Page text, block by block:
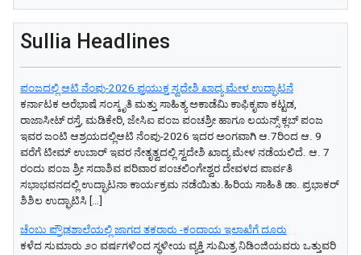
Sullia Headlines
ಪಂಜದಲ್ಲಿ ಆಟಿ ನೆಂಪು-2026 ಪ್ರಯುಕ್ತ ಸ್ವದೇಶಿ ಖಾದ್ಯ ಮೇಳ ಉದ್ಘಾಟನೆ
ಕರ್ನಾಟಕ ಅರೆಭಾಷೆ ಸಂಸ್ಕೃತಿ ಮತ್ತು ಸಾಹಿತ್ಯ ಅಕಾಡೆಮಿ ಕಾಫಿಕೃಪಾ ಕಟ್ಟಡ,
ರಾಜಾಸೀಟ್‌ ರಸ್ತೆ, ಮಡಿಕೇರಿ, ಜೇಸಿಐ ಪಂಜ ಪಂಚಶ್ರೀ ಹಾಗೂ ಲಯನ್ಸ್ ಕ್ಲಬ್ ಪಂಜ
ಇವರ ಜಂಟಿ ಆಶ್ರಯದಲ್ಲಿಆಟಿ ನೆಂಪು-2026 ಇದರ ಅಂಗವಾಗಿ ಆ.7ರಿಂದ ಆ. 9
ವರೆಗೆ ಟೀಮ್ ಉಬಾರ್ ಇವರ ನೇತೃತ್ವದಲ್ಲಿ ಸ್ವದೇಶಿ ಖಾದ್ಯ ಮೇಳ ನಡೆಯಲಿದೆ. ಆ. 7
ರಂದು ಪಂಜ ಶ್ರೀ ಸದಾಶಿವ ಪರಿವಾರ ಪಂಚಲಿಂಗೇಶ್ವರ ದೇವಳದ ಪಾರ್ವತಿ
ಸಭಾಭವನದಲ್ಲಿ ಉದ್ಘಾಟನಾ ಕಾರ್ಯಕ್ರಮ ನಡೆಯಿತು.ಹಿರಿಯ ಸಾಹಿತಿ ಡಾ. ಪ್ರಭಾಕರ್
ಶಿಶಿಲ ಉದ್ಘಾಟಿಸಿ […]
ಚೆಂಬು ಪ್ರೌಢಶಾಲೆಯಲ್ಲಿ ಜಾಗದ ತಕರಾರು -ಕಂದಾಯ ಇಲಾಖೆಗೆ ದೂರು
ಕಳೆದ ಸುಮಾರು ೨೦ ವರ್ಷಗಳಿಂದ ಸ್ಥಳೀಯ ವ್ಯಕ್ತಿ ಸುಮಿತ್ರ ನಿಡಿಂಜಿಯವರು ಒತ್ತುವರಿ